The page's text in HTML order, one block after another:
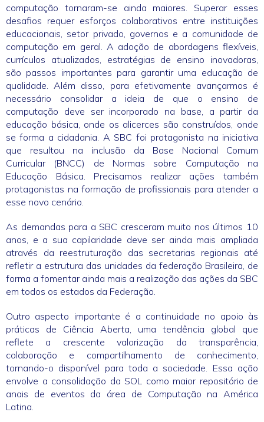
computação tornaram-se ainda maiores. Superar esses
desafios requer esforços colaborativos entre instituições
educacionais, setor privado, governos e a comunidade de
computação em geral. A adoção de abordagens flexíveis,
currículos atualizados, estratégias de ensino inovadoras,
são passos importantes para garantir uma educação de
qualidade. Além disso, para efetivamente avançarmos é
necessário consolidar a ideia de que o ensino de
computação deve ser incorporado na base, a partir da
educação básica, onde os alicerces são construídos, onde
se forma a cidadania. A SBC foi protagonista na iniciativa
que resultou na inclusão da Base Nacional Comum
Curricular (BNCC) de Normas sobre Computação na
Educação Básica. Precisamos realizar ações também
protagonistas na formação de profissionais para atender a
esse novo cenário.
As demandas para a SBC cresceram muito nos últimos 10
anos, e a sua capilaridade deve ser ainda mais ampliada
através da reestruturação das secretarias regionais até
refletir a estrutura das unidades da federação Brasileira, de
forma a fomentar ainda mais a realização das ações da SBC
em todos os estados da Federação.
Outro aspecto importante é a continuidade no apoio às
práticas de Ciência Aberta, uma tendência global que
reflete a crescente valorização da transparência,
colaboração e compartilhamento de conhecimento,
tornando-o disponível para toda a sociedade. Essa ação
envolve a consolidação da SOL como maior repositório de
anais de eventos da área de Computação na América
Latina.